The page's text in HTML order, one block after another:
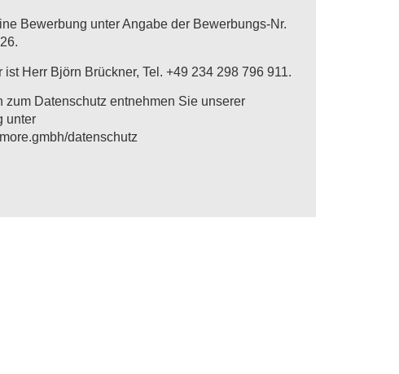
Bewerbung unter Angabe der Bewerbungs-Nr.
ist Herr Björn Brückner, Tel. +49 234 298 796 911.
zum Datenschutz entnehmen Sie unserer
unter
datenschutz